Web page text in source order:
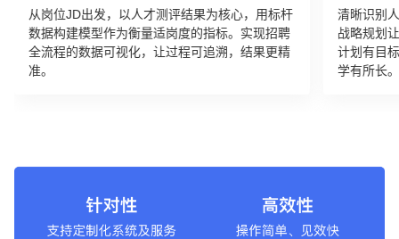
从岗位JD出发，以人才测评结果为核心，用标杆
数据构建模型作为衡量适岗度的指标。实现招聘
全流程的数据可视化，让过程可追溯，结果更精
准。
清晰识别
战略规划
计划有目
学有所长。